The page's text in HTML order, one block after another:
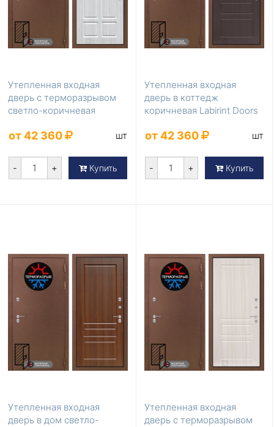
Утепленная входная
дверь с терморазрывом
светло-коричневая
от 42 360 шт
- + Купить
Утепленная входная
дверь в коттедж
коричневая Labirint Doors
от 42 360 шт
- + Купить
Утепленная входная
дверь в дом светло-
Утепленная входная
дверь с терморазрывом